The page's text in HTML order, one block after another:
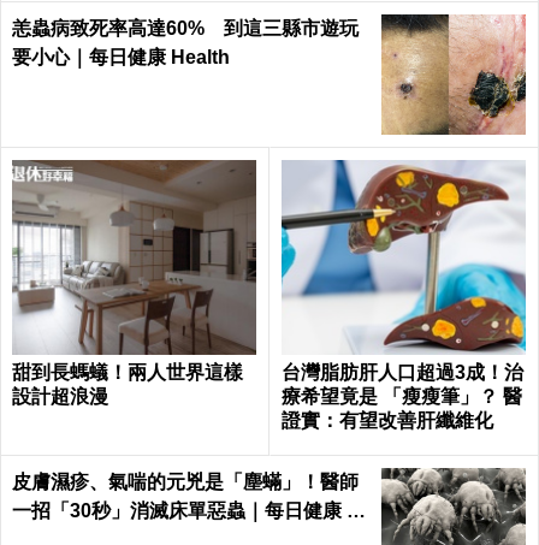
恙蟲病致死率高達60% 到這三縣市遊玩
要小心｜每日健康 Health
甜到長螞蟻！兩人世界這樣
設計超浪漫
台灣脂肪肝人口超過3成！治
療希望竟是 「瘦瘦筆」？ 醫
證實：有望改善肝纖維化
皮膚濕疹、氣喘的元兇是「塵蟎」！醫師
一招「30秒」消滅床單惡蟲｜每日健康 H